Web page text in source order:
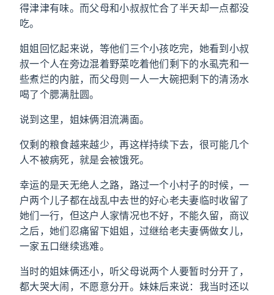
得津津有味。而父母和小叔叔忙合了半天却一点都没
吃。
姐姐回忆起来说，等他们三个小孩吃完，她看到小叔
叔一个人在旁边混着野菜吃着他们剩下的水虱壳和一
些煮烂的内脏，而父母则一人一大碗把剩下的清汤水
喝了个腮满肚圆。
说到这里，姐妹俩泪流满面。
仅剩的粮食越来越少，再这样持续下去，很可能几个
人不被病死，就是会被饿死。
幸运的是天无绝人之路，路过一个小村子的时候，一
户两个儿子都在战乱中去世的好心老夫妻临时收留了
她们一行，但这户人家情况也不好，不能久留，商议
之后，她们忍痛留下姐姐，过继给老夫妻俩做女儿，
一家五口继续逃难。
当时的姐妹俩还小，听父母说两个人要暂时分开了，
都大哭大闹，不愿意分开。妹妹后来说：我当时还以